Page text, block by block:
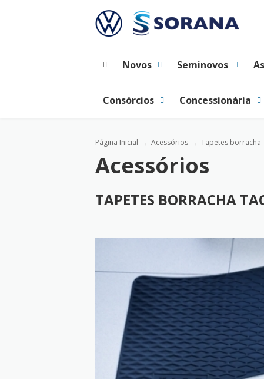
Novos Seminovos
Consórcios Concessionária
Página Inicial Acessórios Tapetes borracha
Acessórios
TAPETES BORRACHA